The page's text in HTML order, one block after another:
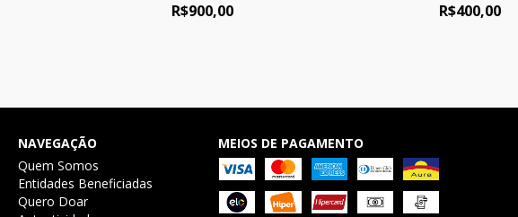
R$900,00 R$400,00
NAVEGAÇÃO
Quem Somos
Entidades Beneficiadas
Quero Doar
MEIOS DE PAGAMENTO